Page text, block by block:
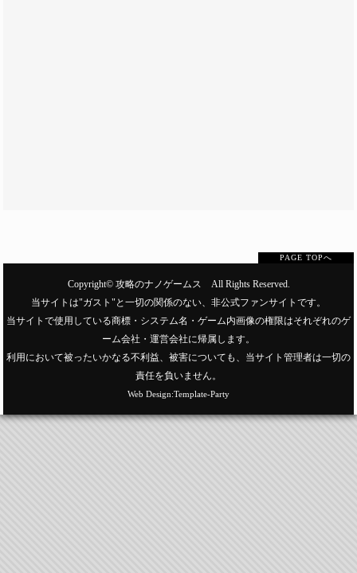
PAGE TOPへ
Copyright© 攻略のナノゲームス All Rights Reserved.
当サイトは"ガスト"と一切の関係のない、非公式ファンサイトです。
当サイトで使用している商標・システム名・ゲーム内画像の権限はそれぞれのゲ
ーム会社・運営会社に帰属します。
利用において被ったいかなる不利益、被害についても、当サイト管理者は一切の
責任を負いません。
Web Design:Template-Party